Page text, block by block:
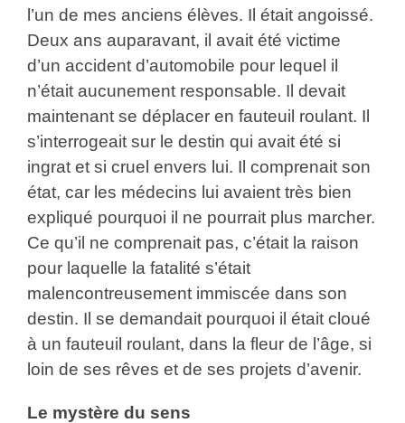
l’un de mes anciens élèves. Il était angoissé.
Deux ans auparavant, il avait été victime
d’un accident d’automobile pour lequel il
n’était aucunement responsable. Il devait
maintenant se déplacer en fauteuil roulant. Il
s’interrogeait sur le destin qui avait été si
ingrat et si cruel envers lui. Il comprenait son
état, car les médecins lui avaient très bien
expliqué pourquoi il ne pourrait plus marcher.
Ce qu’il ne comprenait pas, c’était la raison
pour laquelle la fatalité s’était
malencontreusement immiscée dans son
destin. Il se demandait pourquoi il était cloué
à un fauteuil roulant, dans la fleur de l’âge, si
loin de ses rêves et de ses projets d’avenir.
Le mystère du sens